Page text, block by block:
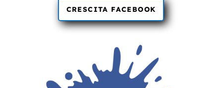
CRESCITA FACEBOOK